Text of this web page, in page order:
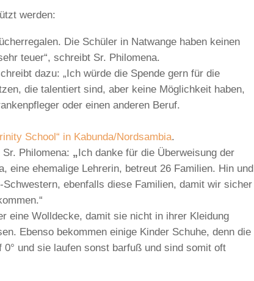
werden:
Die Schüler in Natwange haben keinen
teuer“, schreibt Sr. Philomena.
dazu: „Ich würde die Spende gern für die
die talentiert sind, aber keine Möglichkeit haben,
oder einen anderen Beruf.
School“ in Kabunda/Nordsambia.
Philomena: „Ich danke für die Überweisung der
eine ehemalige Lehrerin, betreut 26 Familien. Hin und
ebenfalls diese Familien, damit wir sicher
eine Wolldecke, damit sie nicht in ihrer Kleidung
Ebenso bekommen einige Kinder Schuhe, denn die
und sie laufen sonst barfuß und sind somit oft